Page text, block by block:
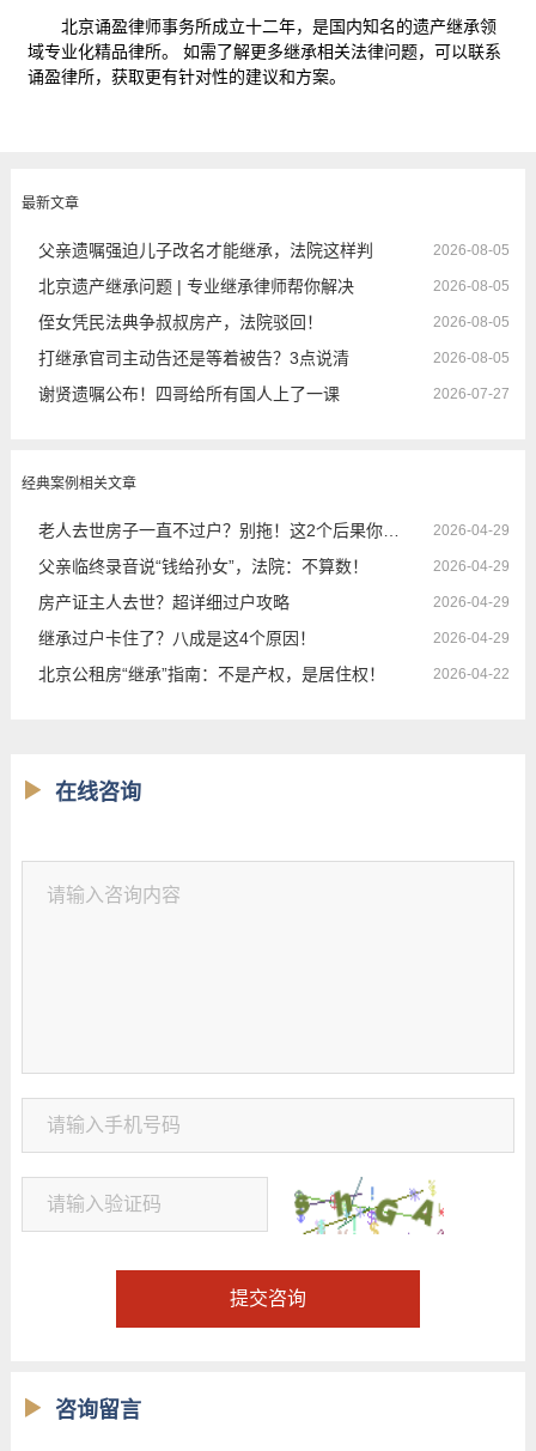
北京诵盈律师事务所成立十二年，是国内知名的遗产继承领
域专业化精品律所。 如需了解更多继承相关法律问题，可以联系
诵盈律所，获取更有针对性的建议和方案。
最新文章
2026-08-05
父亲遗嘱强迫儿子改名才能继承，法院这样判
2026-08-05
北京遗产继承问题 | 专业继承律师帮你解决
2026-08-05
侄女凭民法典争叔叔房产，法院驳回！
2026-08-05
打继承官司主动告还是等着被告？3点说清
2026-07-27
谢贤遗嘱公布！四哥给所有国人上了一课
经典案例相关文章
2026-04-29
老人去世房子一直不过户？别拖！这2个后果你可能扛不住
2026-04-29
父亲临终录音说“钱给孙女”，法院：不算数！
2026-04-29
房产证主人去世？超详细过户攻略
2026-04-29
继承过户卡住了？八成是这4个原因！
2026-04-22
北京公租房“继承”指南：不是产权，是居住权！
在线咨询
提交咨询
咨询留言